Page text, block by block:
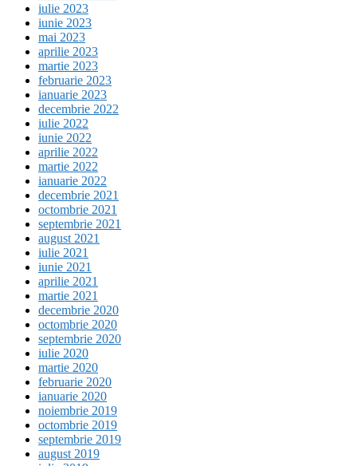
iulie 2023
iunie 2023
mai 2023
aprilie 2023
martie 2023
februarie 2023
ianuarie 2023
decembrie 2022
iulie 2022
iunie 2022
aprilie 2022
martie 2022
ianuarie 2022
decembrie 2021
octombrie 2021
septembrie 2021
august 2021
iulie 2021
iunie 2021
aprilie 2021
martie 2021
decembrie 2020
octombrie 2020
septembrie 2020
iulie 2020
martie 2020
februarie 2020
ianuarie 2020
noiembrie 2019
octombrie 2019
septembrie 2019
august 2019